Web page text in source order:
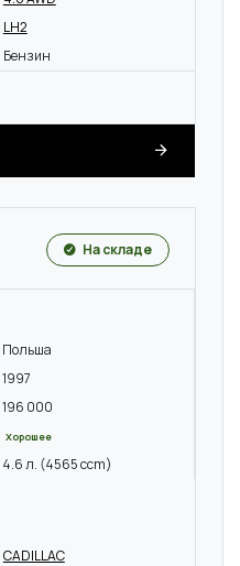
LH2
Бензин
На складе
Польша
1997
196 000
Хорошее
4.6 л. (4565 ccm)
CADILLAC